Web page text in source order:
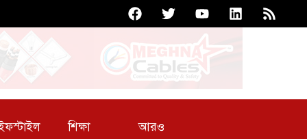
শিক্ষা আরও